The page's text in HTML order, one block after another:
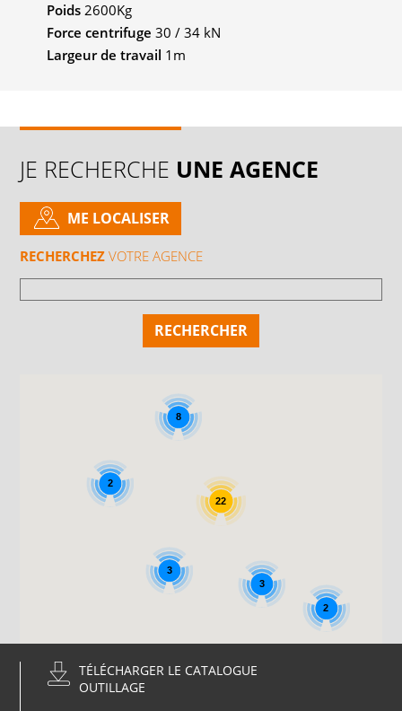
Poids 2600Kg
Force centrifuge 30 / 34 kN
Largeur de travail 1m
JE RECHERCHE UNE AGENCE
RECHERCHEZ VOTRE AGENCE
ME LOCALISER
2
22
2
3
3
8
TÉLÉCHARGER LE CATALOGUE
OUTILLAGE